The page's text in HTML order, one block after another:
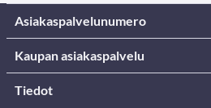
Asiakaspalvelunumero
Kaupan asiakaspalvelu
Tiedot